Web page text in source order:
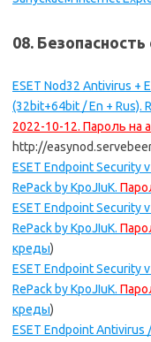
08.
ESET Nod32 Antivirus +
(32bit+64bit / En + Rus).
2022-10-12. Пароль на
http://
ESET Endpoint Security
RePack by KpoJIuK.
ESET Endpoint Security
RePack by KpoJIuK.
креды)
ESET Endpoint Security
RePack by KpoJIuK.
креды)
ESET Endpoint Antivirus